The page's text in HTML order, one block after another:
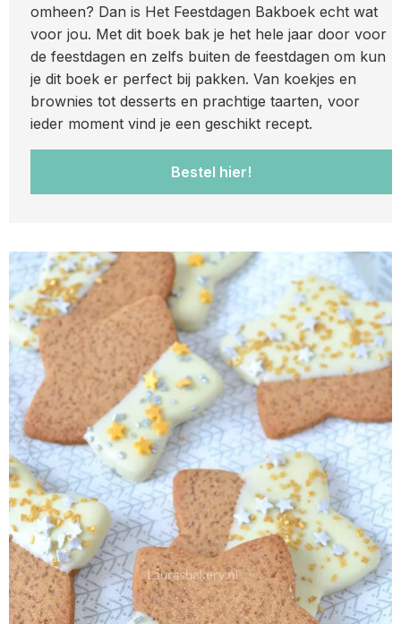
omheen? Dan is Het Feestdagen Bakboek echt wat
voor jou. Met dit boek bak je het hele jaar door voor
de feestdagen en zelfs buiten de feestdagen om kun
je dit boek er perfect bij pakken. Van koekjes en
brownies tot desserts en prachtige taarten, voor
ieder moment vind je een geschikt recept.
Bestel hier!